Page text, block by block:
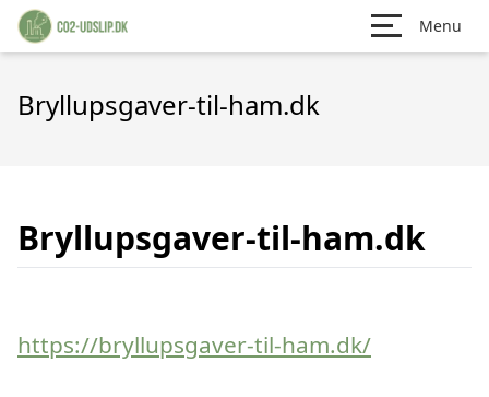
Menu
Bryllupsgaver-til-ham.dk
Bryllupsgaver-til-ham.dk
https://bryllupsgaver-til-ham.dk/